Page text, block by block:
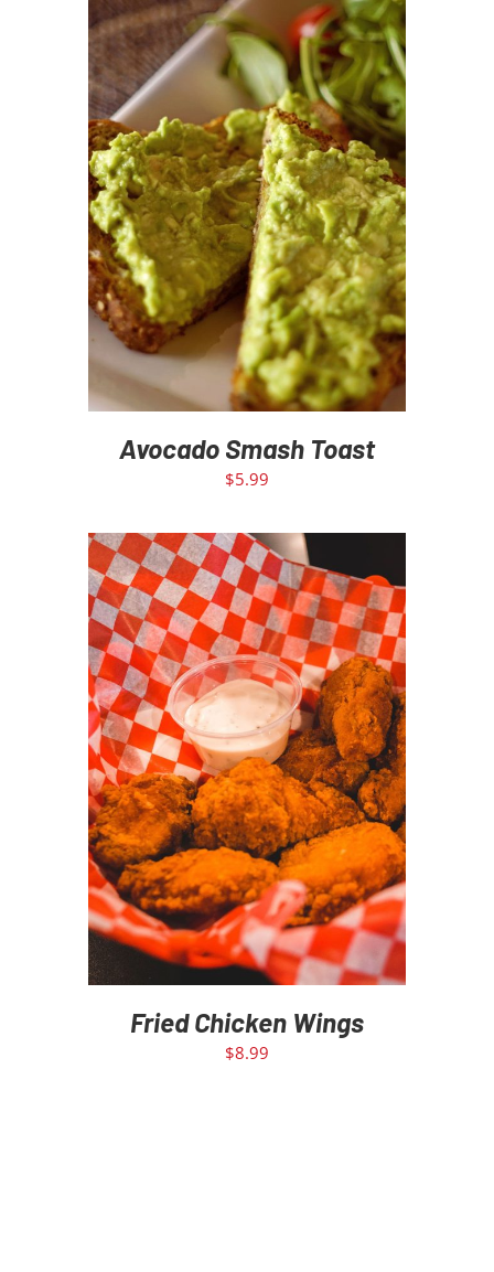
ADD TO CART / DETAILS
Avocado Smash Toast
$5.99
ADD TO CART / DETAILS
Fried Chicken Wings
$8.99